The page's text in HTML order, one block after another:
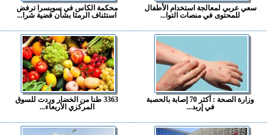
سعي عربي لمعالجة استخدام الأطفال
للمحتوى في منصات التوا...
محكمة الكاس في سويسرا ترفض
استئناف الرمثا بشأن قضية شرا...
وزارة الصحة : أكثر 70 إصابة بالحصبة
في إربد...
3363 طنا من الخضار وردت للسوق
المركزي الأربعاء...